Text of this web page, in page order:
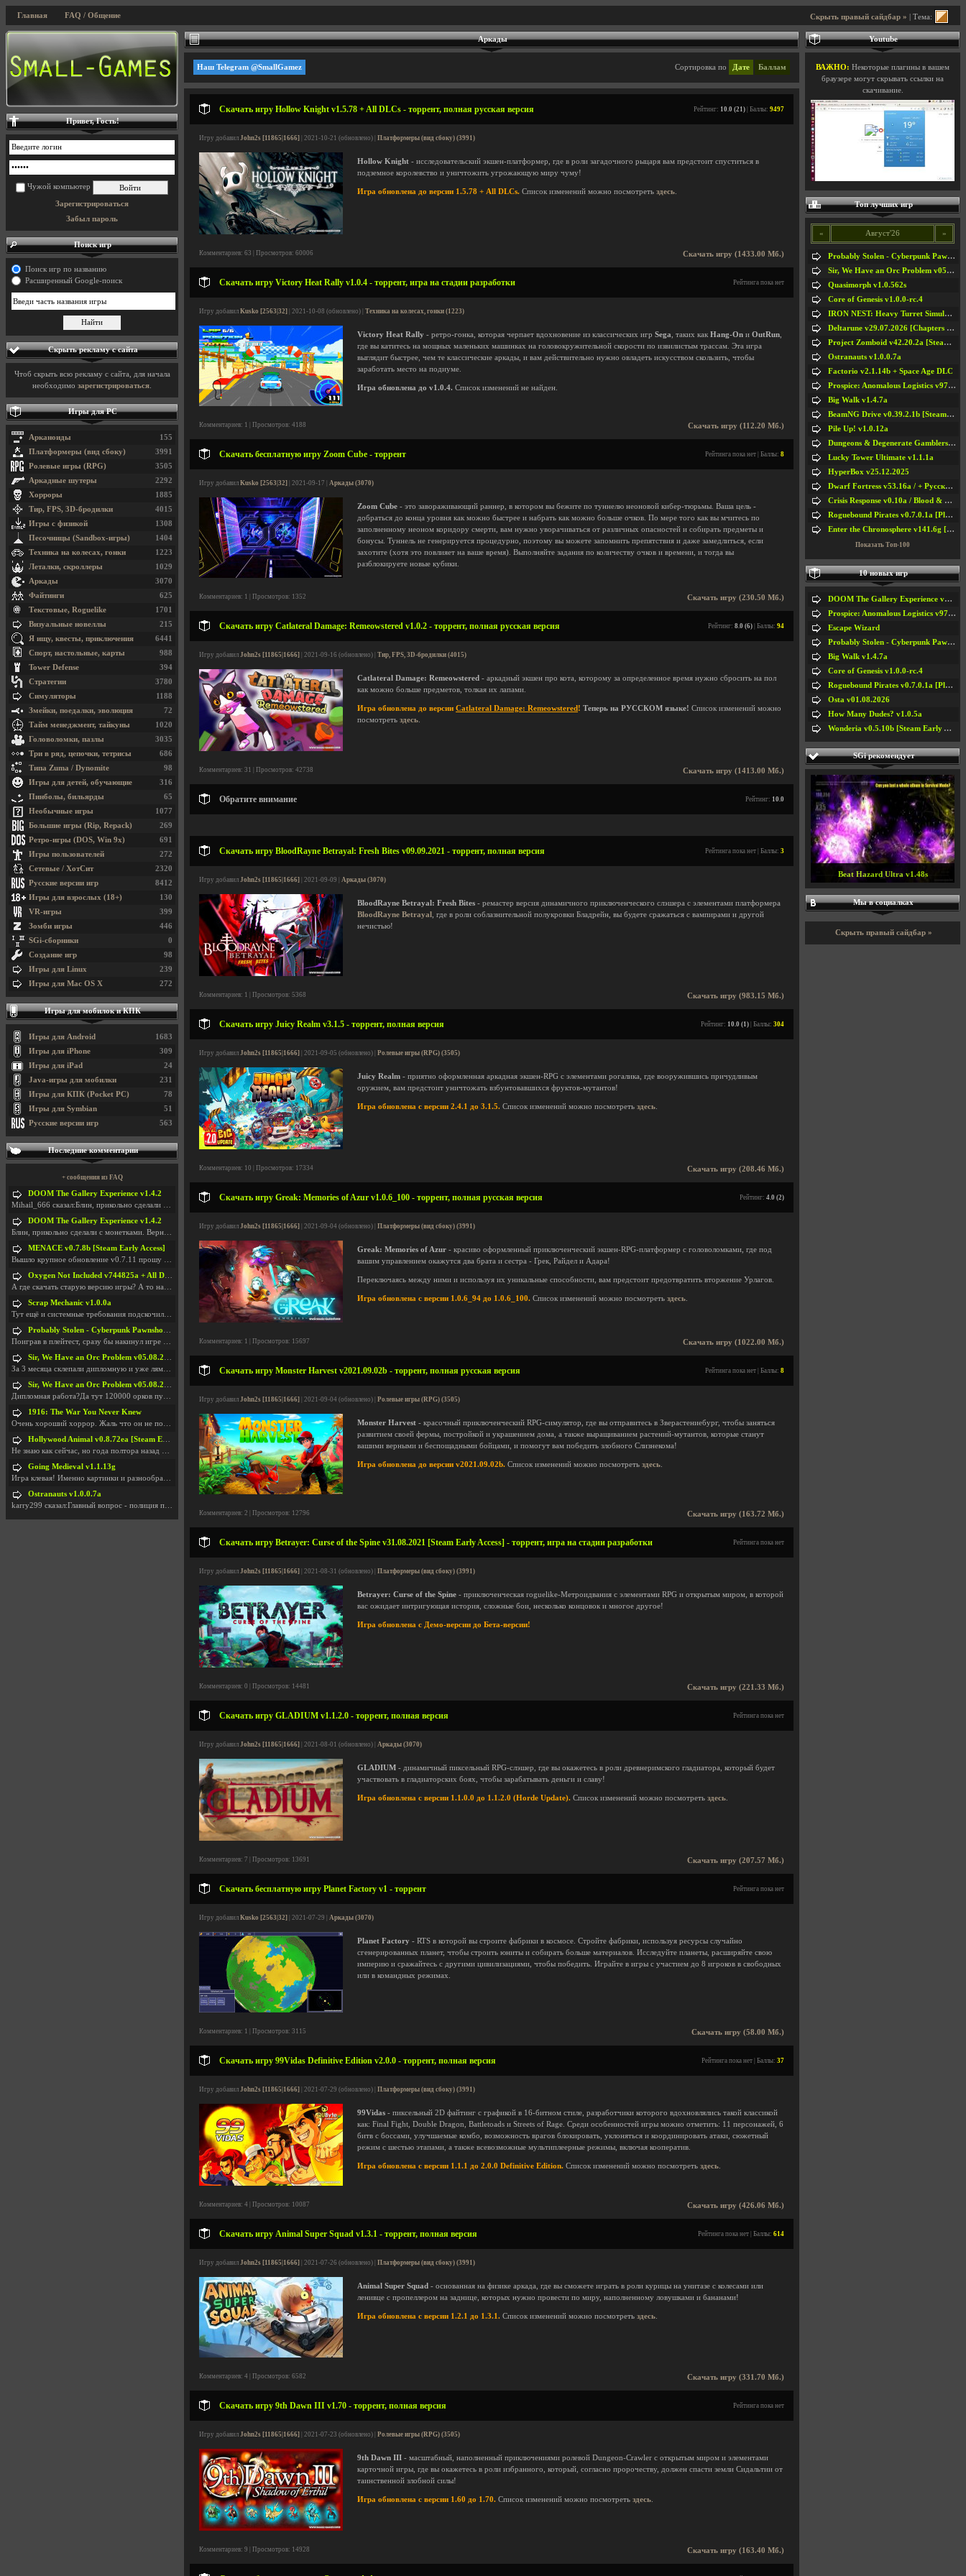
Скрыть правый сайдбар » | Тема:
Главная FAQ / Общение
Аркады
Сортировка по Дате Баллам
Наш Telegram @SmallGamez
Скачать игру Hollow Knight v1.5.78 + All DLCs - торрент, полная русская версия Рейтинг: 10.0 (21) | Баллы: 9497
Игру добавил John2s [11865|1666] | 2021-10-21 (обновлено) | Платформеры (вид сбоку) (3991)
Hollow Knight - исследовательский экшен-платформер, где в роли загадочного рыцаря вам предстоит спуститься в
подземное королевство и уничтожить угрожающую миру чуму!
Игра обновлена до версии 1.5.78 + All DLCs. Список изменений можно посмотреть здесь
Скачать игру (1433.00 Мб.)
Комментариев: 63 | Просмотров: 60006
Скачать игру Victory Heat Rally v1.0.4 - торрент, игра на стадии разработки Рейтинга пока нет
Игру добавил Kusko [2563|32] | 2021-10-08 (обновлено) | Техника на колесах, гонки (1223)
Victory Heat Rally - ретро-гонка, которая черпает вдохновение из классических игр Sega , таких как Hang-On и OutRun
где вы катитесь на мощных маленьких машинках на головокружительной скорости по извилистым трассам. Эта игра
выглядит быстрее, чем те классические аркады, и вам действительно нужно овладеть искусством скользить, чтобы
заработать место на подиуме.
Игра обновлена до v1.0.4. Список изменений не найден.
Скачать игру (112.20 Мб.)
Комментариев: 1 | Просмотров: 4188
Скачать бесплатную игру Zoom Cube - торрент Рейтинга пока нет | Баллы: 8
Игру добавил Kusko [2563|32] | 2021-09-17 | Аркады (3070)
Zoom Cube - это завораживающий раннер, в котором вы бежите по туннелю неоновой кибер-тюрьмы. Ваша цель -
добраться до конца уровня как можно быстрее и набрать как можно больше очков. По мере того как вы мчитесь по
заполненному неоном коридору смерти, вам нужно уворачиваться от различных опасностей и собирать предметы и
бонусы. Туннель не генерируется процедурно, поэтому вы можете запомнить препятствия и даже замедлиться, если
захотите (хотя это повлияет на ваше время). Выполняйте задания по количеству очков и времени, и тогда вы
разблокируете новые кубики.
Скачать игру (230.50 Мб.)
Комментариев: 1 | Просмотров: 1352
Скачать игру Catlateral Damage: Remeowstered v1.0.2 - торрент, полная русская версия Рейтинг: 8.0 (6) | Баллы: 94
Игру добавил John2s [11865|1666] | 2021-09-16 (обновлено) | Тир, FPS, 3D-бродилки (4015)
Catlateral Damage: Remeowstered - аркадный экшен про кота, которому за определенное время нужно сбросить на пол
как можно больше предметов, толкая их лапами.
Игра обновлена до версии Catlateral Damage: Remeowstered ! Теперь на РУССКОМ языке! Список изменений можно
посмотреть здесь
Скачать игру (1413.00 Мб.)
Комментариев: 31 | Просмотров: 42738
Обратите внимание Рейтинг: 10.0
Скачать игру BloodRayne Betrayal: Fresh Bites v09.09.2021 - торрент, полная версия Рейтинга пока нет | Баллы: 3
Игру добавил John2s [11865|1666] | 2021-09-09 | Аркады (3070)
BloodRayne Betrayal: Fresh Bites - ремастер версия динамичного приключенческого слэшера с элементами платформера
BloodRayne Betrayal
, где в роли соблазнительной полукровки Бладрейн, вы будете сражаться с вампирами и другой
нечистью!
Скачать игру (983.15 Мб.)
Комментариев: 1 | Просмотров: 5368
Скачать игру Juicy Realm v3.1.5 - торрент, полная версия Рейтинг: 10.0 (1) | Баллы: 304
Игру добавил John2s [11865|1666] | 2021-09-05 (обновлено) | Ролевые игры (RPG) (3505)
Juicy Realm - приятно оформленная аркадная экшен-RPG с элементами рогалика, где вооружившись причудливым
оружием, вам предстоит уничтожать взбунтовавшихся фруктов-мутантов!
Игра обновлена с версии 2.4.1 до 3.1.5. Список изменений можно посмотреть здесь
Скачать игру (208.46 Мб.)
Комментариев: 10 | Просмотров: 17334
Скачать игру Greak: Memories of Azur v1.0.6_100 - торрент, полная русская версия Рейтинг: 4.0 (2)
Игру добавил John2s [11865|1666] | 2021-09-04 (обновлено) | Платформеры (вид сбоку) (3991)
Greak: Memories of Azur - красиво оформленный приключенческий экшен-RPG-платформер с головоломками, где под
вашим управлением окажутся два брата и сестра - Грек, Райдел и Адара!
Переключаясь между ними и используя их уникальные способности, вам предстоит предотвратить вторжение Урлагов.
Игра обновлена с версии 1.0.6_94 до 1.0.6_100. Список изменений можно посмотреть здесь
Скачать игру (1022.00 Мб.)
Комментариев: 1 | Просмотров: 15697
Скачать игру Monster Harvest v2021.09.02b - торрент, полная русская версия Рейтинга пока нет | Баллы: 8
Игру добавил John2s [11865|1666] | 2021-09-04 (обновлено) | Ролевые игры (RPG) (3505)
Monster Harvest - красочный приключенческий RPG-симулятор, где вы отправитесь в Зверастениебург, чтобы заняться
развитием своей фермы, постройкой и украшением дома, а также выращиванием растений-мутантов, которые станут
вашими верными и беспощадными бойцами, и помогут вам победить злобного Слизнекома!
Игра обновлена до версии v2021.09.02b. Список изменений можно посмотреть здесь
Скачать игру (163.72 Мб.)
Комментариев: 2 | Просмотров: 12796
Скачать игру Betrayer: Curse of the Spine v31.08.2021 [Steam Early Access] - торрент, игра на стадии разработки Рейтинга пока нет
Игру добавил John2s [11865|1666] | 2021-08-31 (обновлено) | Платформеры (вид сбоку) (3991)
Betrayer: Curse of the Spine - приключенческая roguelike-Метроидвания с элементами RPG и открытым миром, в которой
вас ожидает интригующая история, сложные бои, несколько концовок и многое другое!
Игра обновлена с Демо-версии до Бета-версии!
Скачать игру (221.33 Мб.)
Комментариев: 0 | Просмотров: 14481
Скачать игру GLADIUM v1.1.2.0 - торрент, полная версия Рейтинга пока нет
Игру добавил John2s [11865|1666] | 2021-08-01 (обновлено) | Аркады (3070)
GLADIUM - динамичный пиксельный RPG-слэшер, где вы окажетесь в роли древнеримского гладиатора, который будет
участвовать в гладиаторских боях, чтобы зарабатывать деньги и славу!
Игра обновлена с версии 1.1.0.0 до 1.1.2.0 (Horde Update). Список изменений можно посмотреть здесь
Скачать игру (207.57 Мб.)
Комментариев: 7 | Просмотров: 13691
Скачать бесплатную игру Planet Factory v1 - торрент Рейтинга пока нет
Игру добавил Kusko [2563|32] | 2021-07-29 | Аркады (3070)
Planet Factory - RTS в которой вы строите фабрики в космосе. Стройте фабрики, используя ресурсы случайно
сгенерированных планет, чтобы строить юниты и собирать больше материалов. Исследуйте планеты, расширяйте свою
империю и сражайтесь с другими цивилизациями, чтобы победить. Играйте в игры с участием до 8 игроков в свободных
или в командных режимах.
Скачать игру (58.00 Мб.)
Комментариев: 1 | Просмотров: 3115
Скачать игру 99Vidas Definitive Edition v2.0.0 - торрент, полная версия Рейтинга пока нет | Баллы: 37
Игру добавил John2s [11865|1666] | 2021-07-29 (обновлено) | Платформеры (вид сбоку) (3991)
99Vidas - пиксельный 2D файтинг с графикой в 16-битном стиле, разработчики которого вдохновлялись такой классикой
как: Final Fight, Double Dragon, Battletoads и Streets of Rage. Среди особенностей игры можно отметить: 11 персонажей, 6
битв с боссами, улучшаемые комбо, возможность врагов блокировать, уклоняться и координировать атаки, сюжетный
режим с шестью этапами, а также всевозможные мультиплеерные режимы, включая кооператив.
Игра обновлена с версии 1.1.1 до 2.0.0 Definitive Edition. Список изменений можно посмотреть здесь
Скачать игру (426.06 Мб.)
Комментариев: 4 | Просмотров: 10087
Скачать игру Animal Super Squad v1.3.1 - торрент, полная версия Рейтинга пока нет | Баллы: 614
Игру добавил John2s [11865|1666] | 2021-07-26 (обновлено) | Платформеры (вид сбоку) (3991)
Animal Super Squad - основанная на физике аркада, где вы сможете играть в роли курицы на унитазе с колесами или
ленивце с пропеллером на заднице, которых нужно провести по миру, наполненному ловушками и бананами!
Игра обновлена с версии 1.2.1 до 1.3.1. Список изменений можно посмотреть здесь
Скачать игру (331.70 Мб.)
Комментариев: 4 | Просмотров: 6582
Скачать игру 9th Dawn III v1.70 - торрент, полная версия Рейтинга пока нет
Игру добавил John2s [11865|1666] | 2021-07-23 (обновлено) | Ролевые игры (RPG) (3505)
9th Dawn III - масштабный, наполненный приключениями ролевой Dungeon-Crawler с открытым миром и элементами
карточной игры, где вы окажетесь в роли избранного, который, согласно пророчеству, должен спасти земли Сидальтии от
таинственной злобной силы!
Игра обновлена с версии 1.60 до 1.70. Список изменений можно посмотреть здесь
Скачать игру (163.40 Мб.)
Комментариев: 9 | Просмотров: 14928
Привет, Гость!
Чужой компьютер
Зарегистрироваться
Забыл пароль
Поиск игр
Поиск игр по названию
Расширенный Google-поиск
Скрыть рекламу с сайта
Чтоб скрыть всю рекламу с сайта, для начала
необходимо зарегистрироваться
Игры для PC
155
Арканоиды
3991
Платформеры (вид сбоку)
3505
Ролевые игры (RPG)
2292
Аркадные шутеры
1885
Хорроры
4015
Тир, FPS, 3D-бродилки
1308
Игры с физикой
1404
Песочницы (Sandbox-игры)
1223
Техника на колесах, гонки
1029
Леталки, скроллеры
3070
Аркады
625
Файтинги
1701
Текстовые, Roguelike
215
Визуальные новеллы
6441
Я ищу, квесты, приключения
988
Спорт, настольные, карты
394
Tower Defense
3780
Стратегии
1188
Симуляторы
72
Змейки, поедалки, эволюция
1020
Тайм менеджмент, тайкуны
3035
Головоломки, пазлы
686
Три в ряд, цепочки, тетрисы
98
Типа Zuma / Dynomite
316
Игры для детей, обучающие
65
Пинболы, бильярды
1077
Необычные игры
269
Большие игры (Rip, Repack)
691
Ретро-игры (DOS, Win 9x)
272
Игры пользователей
2320
Сетевые / ХотСит
8412
Русские версии игр
130
Игры для взрослых (18+)
399
VR-игры
446
Зомби игры
0
SGi-сборники
98
Создание игр
239
Игры для Linux
272
Игры для Mac OS X
Игры для мобилок и КПК
1683
Игры для Android
309
Игры для iPhone
24
Игры для iPad
231
Java-игры для мобилки
78
Игры для КПК (Pocket PC)
51
Игры для Symbian
563
Русские версии игр
Последние комментарии
+ сообщения из FAQ
DOOM The Gallery Experience v1.4.2
Mihail_666 сказал:Блин, прикольно сделали с монетк
DOOM The Gallery Experience v1.4.2
Блин, прикольно сделали с монетками. Вернулся в св
MENACE v0.7.8b [Steam Early Access]
Вышло крупное обновление v0.7.11 прошу обновить
Oxygen Not Included v744825a + All DLC
А где скачать старую версию игры? А то на новой но
Scrap Mechanic v1.0.0a
Тут ещё и системные требования подскочили. Если не
Probably Stolen - Cyberpunk Pawnshop Simulator v048c [Playtest]
Поиграв в плейтест, сразу бы накинул игре наивысши
Sir, We Have an Orc Problem v05.08.2026
За 3 месяца склепали дипломную и уже лям двести ба
Sir, We Have an Orc Problem v05.08.2026
Дипломная работа?Да тут 120000 орков путь выбирают
1916: The War You Never Knew
Очень хороший хоррор. Жаль что он не получил должн
Hollywood Animal v0.8.72ea [Steam Early Access]
Не знаю как сейчас, но года полтора назад игра был
Going Medieval v1.1.13g
Игра клевая! Именно картинки и разнообразия в стро
Ostranauts v1.0.0.7a
karry299 сказал:Главный вопрос - полиция по-прежне
Youtube
ВАЖНО: Некоторые плагины в вашем
браузере могут скрывать ссылки на
скачивание.
Топ лучших игр
« Август'26 »
Probably Stolen - Cyberpunk Pawnshop Simulator v048c [Playtest]
Sir, We Have an Orc Problem v05.08.2026
Quasimorph v1.0.562s
Core of Genesis v1.0.0-rc.4
IRON NEST: Heavy Turret Simulator v1.0a
Deltarune v29.07.2026 [Chapters 1-5] / + RUS [Chapters 1-5]
Project Zomboid v42.20.2a [Steam Early Access]
Ostranauts v1.0.0.7a
Factorio v2.1.14b + Space Age DLC
Prospice: Anomalous Logistics v97 [Playtest]
Big Walk v1.4.7a
BeamNG Drive v0.39.2.1b [Steam Early Access]
Pile Up! v1.0.12a
Dungeons & Degenerate Gamblers v2.0.2a
Lucky Tower Ultimate v1.1.1a
HyperBox v25.12.2025
Dwarf Fortress v53.16a / + Русская Версия v50.12a
Crisis Response v0.10a / Blood & Bullet
Roguebound Pirates v0.7.0.1a [Playtest]
Enter the Chronosphere v141.6g [Steam Early Access]
Показать Топ-100
10 новых игр
DOOM The Gallery Experience v1.4.2
Prospice: Anomalous Logistics v97 [Playtest]
Escape Wizard
Probably Stolen - Cyberpunk Pawnshop Simulator v048c [Playtest]
Big Walk v1.4.7a
Core of Genesis v1.0.0-rc.4
Roguebound Pirates v0.7.0.1a [Playtest]
Osta v01.08.2026
How Many Dudes? v1.0.5a
Wonderia v0.5.10b [Steam Early Access]
SGi рекомендует
Beat Hazard Ultra v1.48s
Мы в социалках
Скрыть правый сайдбар »